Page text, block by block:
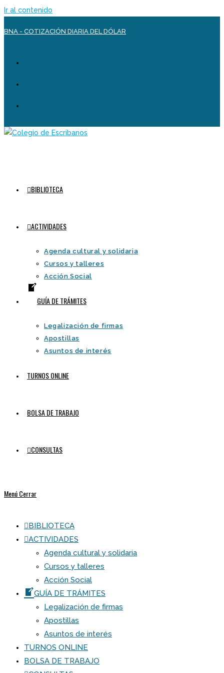
Ir al contenido
BNA - COTIZACIÓN DIARIA DEL DÓLAR
BIBLIOTECA
ACTIVIDADES
Agenda cultural y solidaria
Cursos y talleres
Acción Social
GUÍA DE TRÁMITES
Legalización de firmas
Apostillas
Asuntos de interés
TURNOS ONLINE
BOLSA DE TRABAJO
CONSULTAS
MenúCerrar
BIBLIOTECA
ACTIVIDADES
Agenda cultural y solidaria
Cursos y talleres
Acción Social
GUÍA DE TRÁMITES
Legalización de firmas
Apostillas
Asuntos de interés
TURNOS ONLINE
BOLSA DE TRABAJO